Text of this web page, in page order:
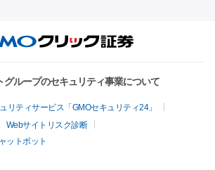
グループのセキュリティ事業について
リティサービス「GMOセキュリティ24」
Webサイトリスク診断
ットボット